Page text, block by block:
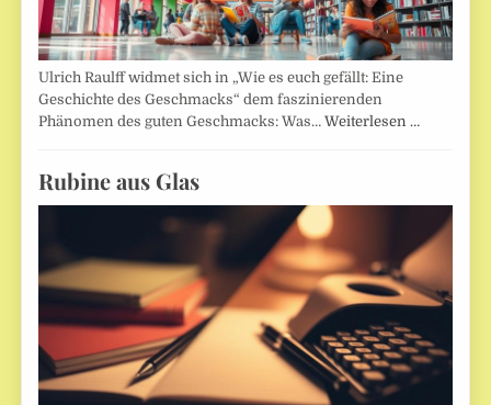
Ulrich Raulff widmet sich in „Wie es euch gefällt: Eine
Geschichte des Geschmacks“ dem faszinierenden
Phänomen des guten Geschmacks: Was…Weiterlesen …
Rubine aus Glas